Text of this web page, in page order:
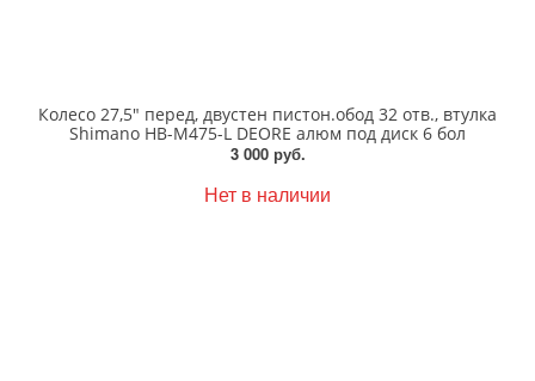
Колесо 27,5" перед, двустен пистон.обод 32 отв., втулка
Shimano HB-M475-L DEORE алюм под диск 6 бол
3 000 руб.
Нет в наличии